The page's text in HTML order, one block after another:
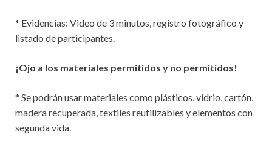
* Evidencias: Video de 3 minutos, registro fotográfico y
listado de participantes.
¡Ojo a los materiales permitidos y no permitidos!
* Se podrán usar materiales como plásticos, vidrio, cartón,
madera recuperada, textiles reutilizables y elementos con
segunda vida.